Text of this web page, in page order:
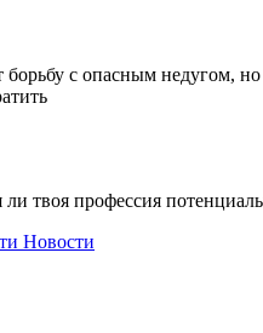
с опасным недугом,
твоя профессия
Новости